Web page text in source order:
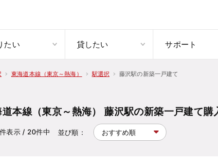
たい 貸したい サポート
東海道本線（東京～熱海） 駅選択 藤沢駅の新築一戸建て
本線（東京～熱海） 藤沢駅の新築一戸建て購
件表示/ 20件中 並び順：